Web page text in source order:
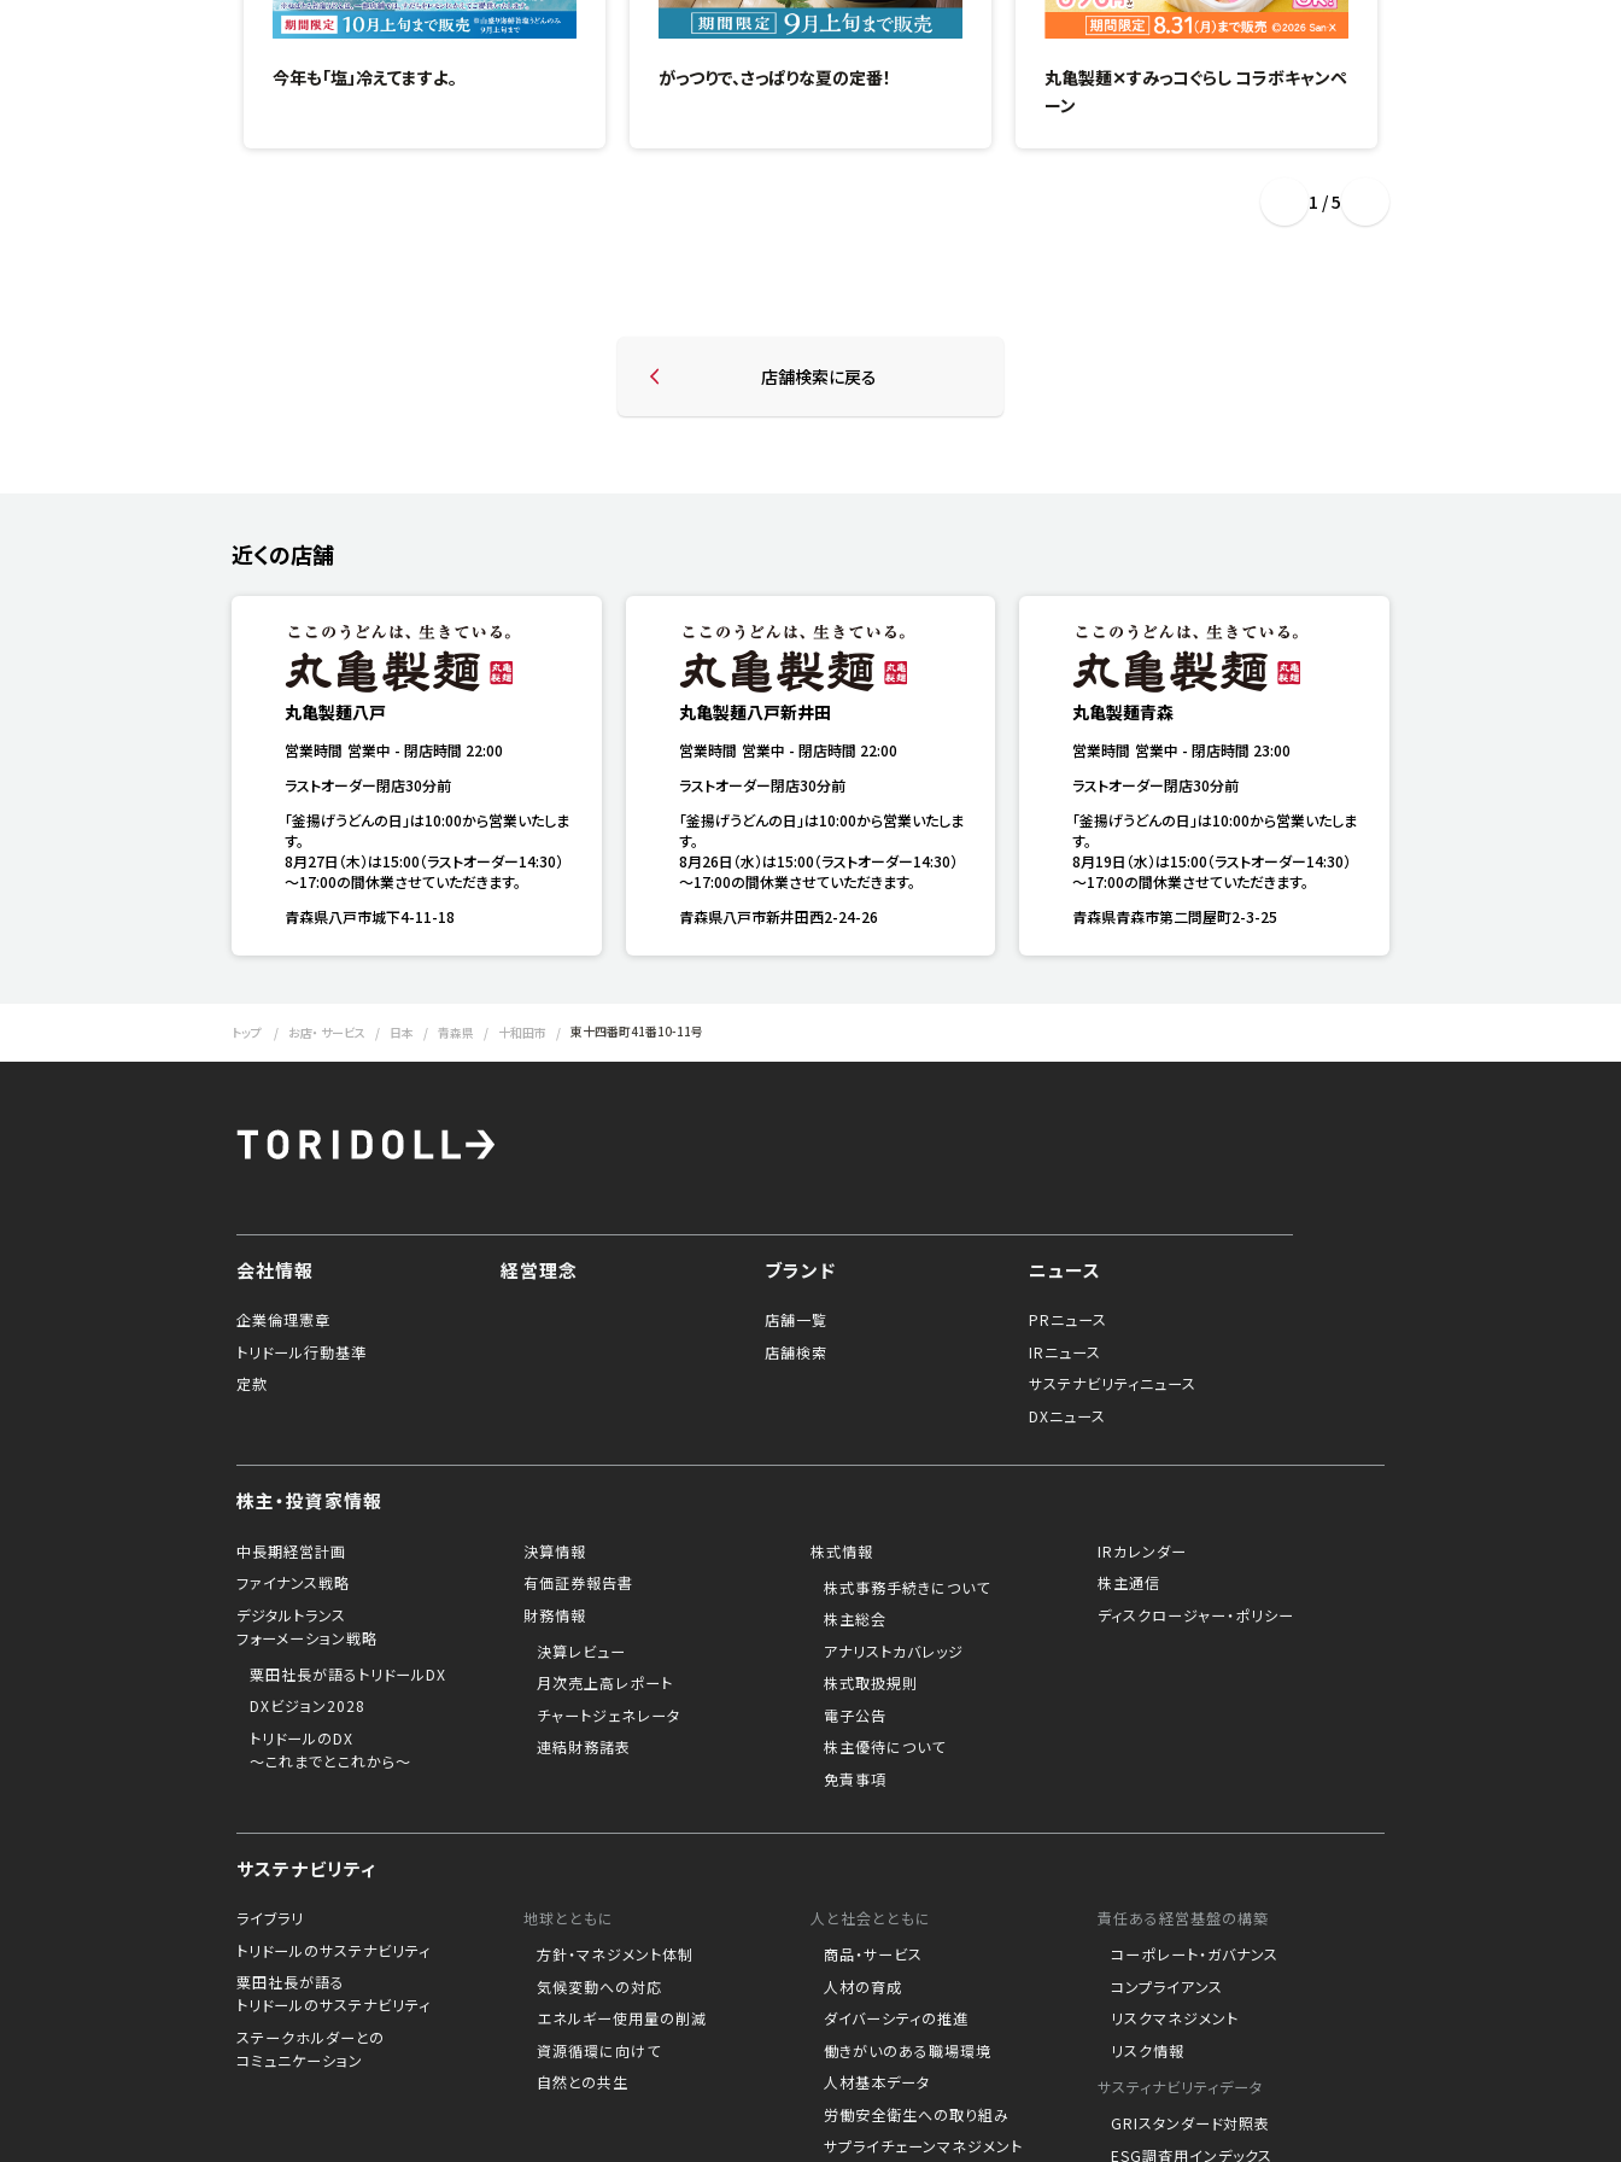
今年も「塩」冷えてますよ。 がっつりで、さっぱりな夏の定番！
丸亀製麺✕すみっコぐらし コラボキャンペ
ーン
1 / 5
店舗検索に戻る
近くの店舗
丸亀製麺八戸
営業時間 営業中 - 閉店時間 22:00
ラストオーダー閉店30分前
「釜揚げうどんの日」は10:00から営業いたしま
す。
8月27日（木）は15:00（ラストオーダー14:30）
～17:00の間休業させていただきます。
青森県八戸市城下4-11-18
丸亀製麺八戸新井田
営業時間 営業中 - 閉店時間 22:00
ラストオーダー閉店30分前
「釜揚げうどんの日」は10:00から営業いたしま
す。
8月26日（水）は15:00（ラストオーダー14:30）
～17:00の間休業させていただきます。
青森県八戸市新井田西2-24-26
丸亀製麺青森
営業時間 営業中 -閉店時間 23:00
ラストオーダー閉店30分前
「釜揚げうどんの日」は10:00から営業いたしま
す。
8月19日（水）は15:00（ラストオーダー14:30）
～17:00の間休業させていただきます。
青森県青森市第二問屋町2-3-25
トップ お店・ サービス 日本 青森県 十和田市 東十四番町41番10-11号
会社情報
企業倫理憲章
トリドール行動基準
定款
経営理念 ブランド
店舗一覧
店舗検索
ニュース
PRニュース
IRニュース
サステナビリティニュース
DXニュース
株主・投資家情報
中長期経営計画
ファイナンス戦略
デジタルトランス
フォーメーション戦略
粟田社長が語るトリドールDX
DXビジョン2028
トリドールのDX
～これまでとこれから～
決算情報
有価証券報告書
財務情報
決算レビュー
月次売上高レポート
チャートジェネレータ
連結財務諸表
株式情報
株式事務手続きについて
株主総会
アナリストカバレッジ
株式取扱規則
電子公告
株主優待について
免責事項
IRカレンダー
株主通信
ディスクロージャー・ポリシー
サステナビリティ
ライブラリ
トリドールのサステナビリティ
粟田社長が語る
トリドールのサステナビリティ
ステークホルダーとの
コミュニケーション
地球とともに
方針・マネジメント体制
気候変動への対応
エネルギー使用量の削減
資源循環に向けて
自然との共生
人と社会とともに
商品・サービス
人材の育成
ダイバーシティの推進
働きがいのある職場環境
人材基本データ
労働安全衛生への取り組み
サプライチェーンマネジメント
責任ある経営基盤の構築
コーポレート・ガバナンス
コンプライアンス
リスクマネジメント
リスク情報
サスティナビリティデータ
GRIスタンダード対照表
ESG調査用インデックス